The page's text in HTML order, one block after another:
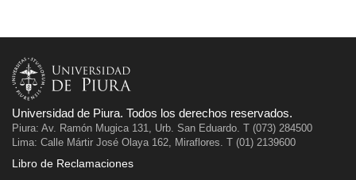
Universidad de Piura. Todos los derechos reservados.
Piura: Av. Ramón Mugica 131, Urb. San Eduardo. T (073) 284500
Lima: Calle Mártir José Olaya 162, Miraflores. T (01) 2139600
Libro de Reclamaciones